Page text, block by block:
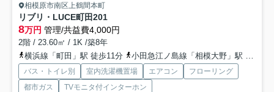
相模原市南区上鶴間本町
リブリ・LUCE町田201
8万円 管理/共益費4,000円
2階 / 23.60㎡ / 1K /築8年
横浜線「町田」駅 徒歩11分
小田急江ノ島線「相模大野」駅 徒歩14分
バス・トイレ別 室内洗濯機置場 エアコン
フローリング
都市ガス
TVモニタ付インターホン